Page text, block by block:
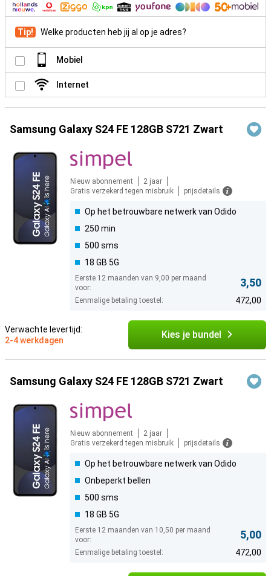
Tip! Welke producten heb jij al op je adres?
Mobiel
Internet
Samsung Galaxy S24 FE 128GB S721 Zwart
Nieuw abonnement
2 jaar
Gratis verzekerd tegen misbruik
prijsdetails
Op het betrouwbare netwerk van Odido
250 min
500 sms
18 GB 5G
Eerste 12 maanden van 9,00 per maand
voor:
3,50
Eenmalige betaling toestel: 472,00
Verwachte levertijd:
2-4 werkdagen
Kies je bundel
Samsung Galaxy S24 FE 128GB S721 Zwart
Nieuw abonnement
2 jaar
Gratis verzekerd tegen misbruik
prijsdetails
Op het betrouwbare netwerk van Odido
Onbeperkt bellen
500 sms
18 GB 5G
Eerste 12 maanden van 10,50 per maand
voor:
5,00
Eenmalige betaling toestel: 472,00